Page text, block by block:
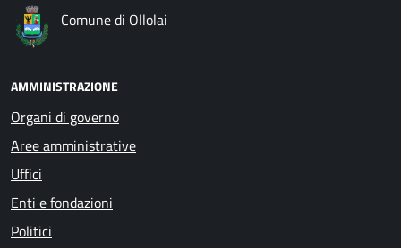
Comune di Ollolai
AMMINISTRAZIONE
Organi di governo
Aree amministrative
Uffici
Enti e fondazioni
Politici